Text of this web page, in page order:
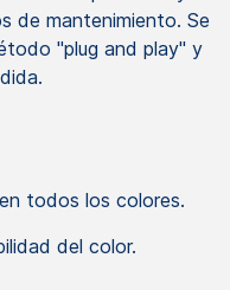
de mantenimiento. Se
"plug and play" y
todos los colores.
del color.